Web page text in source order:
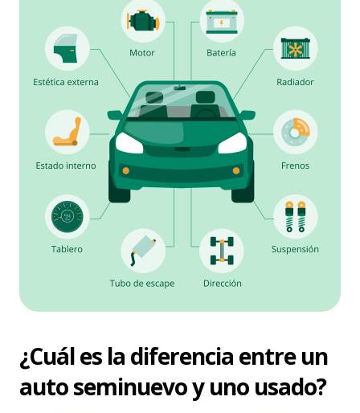
¿Cuál es la diferencia entre un
auto seminuevo y uno usado?